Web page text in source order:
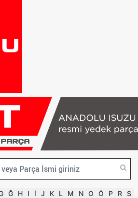
Ğ H I İ J K L M N O Ö P R S